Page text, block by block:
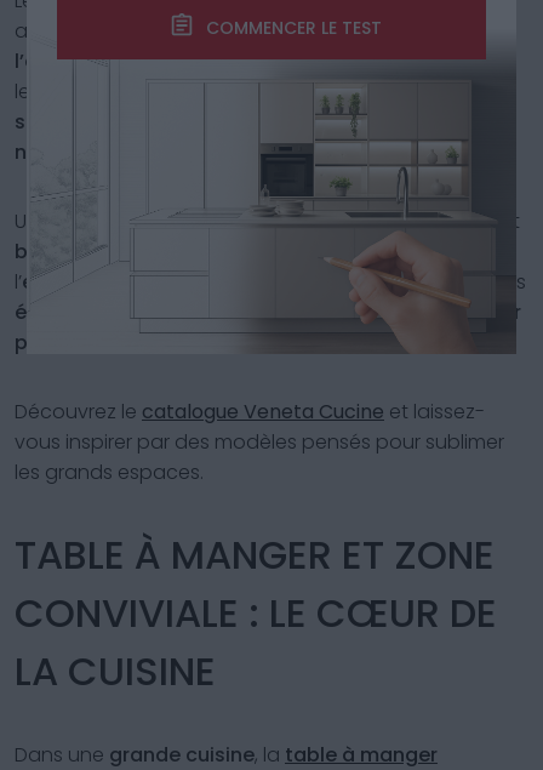
apparentes ou mates, est parfait pour
l’espace. Il peut être utilisé pour lesmeubles, lessols
les
plans snack
, à associer à des
surfaces texturées
béton, la
naturelle
céramique artisanaleou le marbre
Un mélange de matériaux rugueux et lisses,mats
et
brillants, donne de la profondeur visuelle
l’environnement plus dynamique
. On peut insérer des
éléments en tissu, des carreaux à effet 3D, dupapier
peint techniqueou desinserts en métal satiné
Découvrez le catalogue Veneta Cucine et laissez-
vous inspirer par des modèles pensés pour sublimer
les grands espaces.
TABLE À MANGER ET ZONE
CONVIVIALE : LE CŒUR DE
LA CUISINE
Dans une grande cuisine, la table à manger
COMMENCER LE TEST